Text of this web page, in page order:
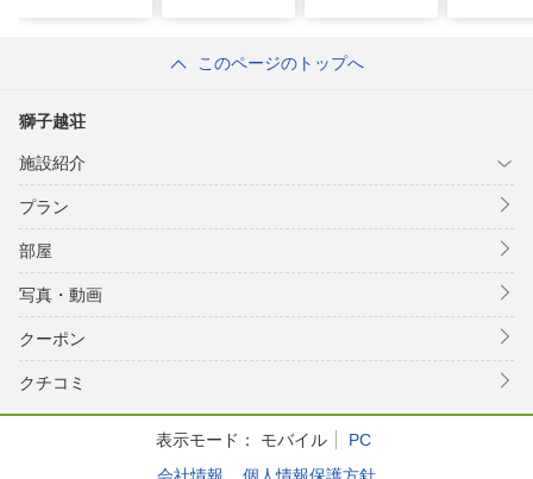
このページのトップへ
獅子越荘
施設紹介
プラン
部屋
写真・動画
クーポン
クチコミ
表示モード： モバイル
PC